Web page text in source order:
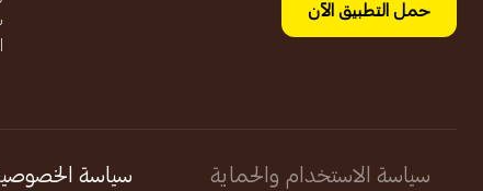
حمل التطبيق الآن
سياسة الاستخدام والحماية سياسة